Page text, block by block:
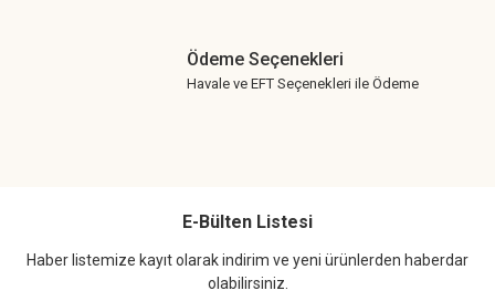
Ödeme Seçenekleri
Havale ve EFT Seçenekleri ile Ödeme
E-Bülten Listesi
Haber listemize kayıt olarak indirim ve yeni ürünlerden haberdar
olabilirsiniz.